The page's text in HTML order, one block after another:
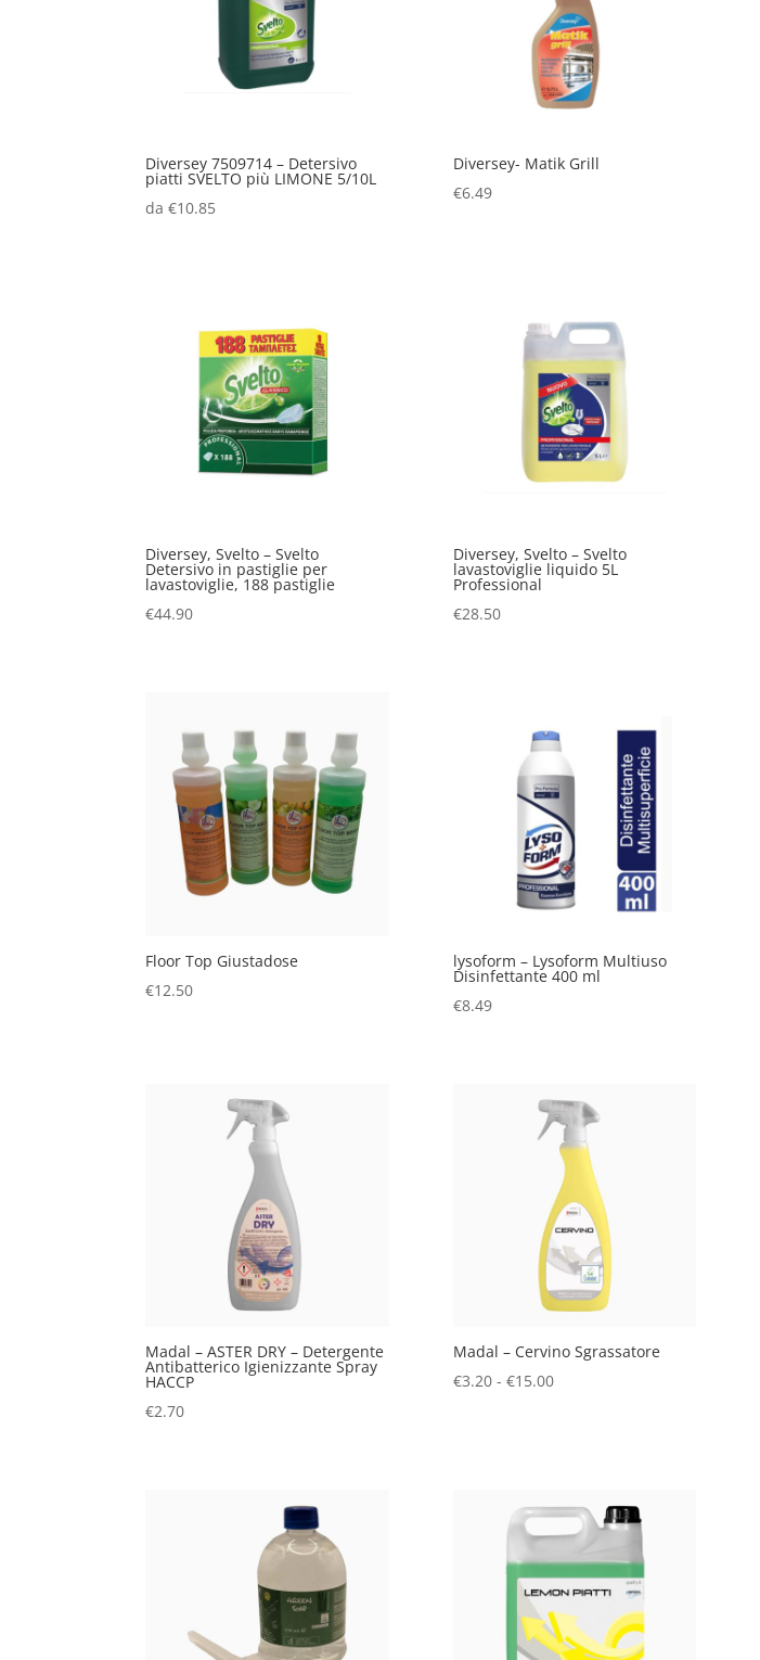
Diversey 7509714 – Detersivo
piatti SVELTO più LIMONE 5/10L
da€10.85
Diversey- Matik Grill
€6.49
Diversey, Svelto – Svelto
Detersivo in pastiglie per
lavastoviglie, 188 pastiglie
€44.90
Diversey, Svelto – Svelto
lavastoviglie liquido 5L
Professional
€28.50
Floor Top Giustadose
€12.50
lysoform – Lysoform Multiuso
Disinfettante 400 ml
€8.49
Madal – ASTER DRY – Detergente
Antibatterico Igienizzante Spray
HACCP
€2.70
Madal – Cervino Sgrassatore
€3.20 - €15.00Fascia
a